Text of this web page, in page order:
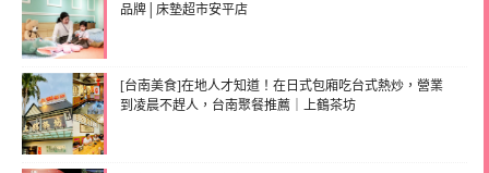
品牌│床墊超市安平店
[台南美食]在地人才知道！在日式包廂吃台式熱炒，營業
到凌晨不趕人，台南聚餐推薦｜上鶴茶坊